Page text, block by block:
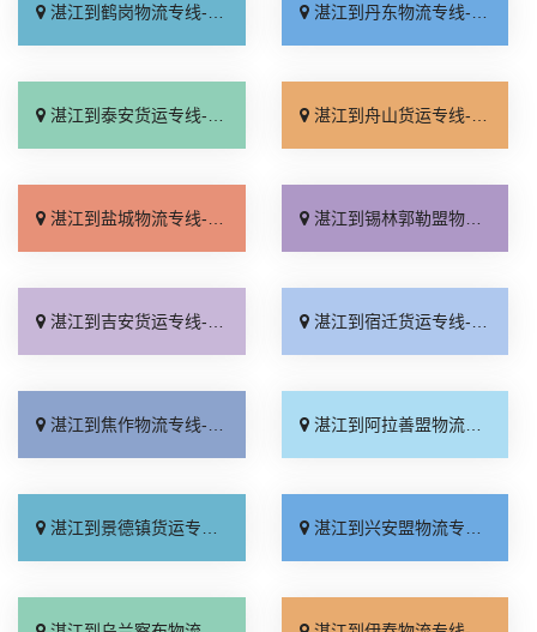
湛江到鹤岗物流专线-湛江到鹤岗物流公司 湛江到丹东物流专线-湛江到丹东物流公司
湛江到泰安货运专线-湛江到泰安货运公司 湛江到舟山货运专线-湛江到舟山货运公司
湛江到盐城物流专线-湛江到盐城物流公司 湛江到锡林郭勒盟物流专线-湛江到锡林郭勒盟物流公司
湛江到吉安货运专线-湛江到吉安货运公司 湛江到宿迁货运专线-湛江到宿迁货运公司
湛江到焦作物流专线-湛江到焦作物流公司 湛江到阿拉善盟物流专线-湛江到阿拉善盟物流公司
湛江到景德镇货运专线-湛江到景德镇货运公司 湛江到兴安盟物流专线-湛江到兴安盟物流公司